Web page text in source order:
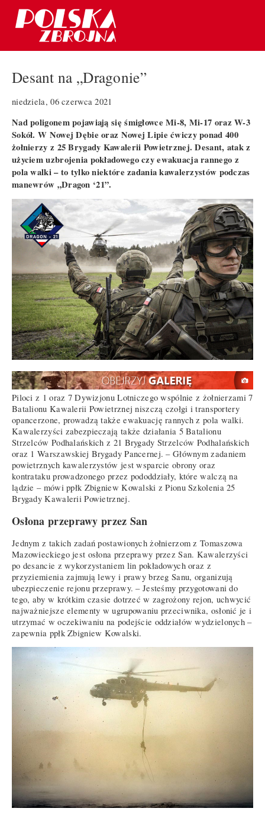
Desant na „Dragonie”
niedziela, 06 czerwca 2021
Nad poligonem pojawiają się śmigłowce Mi-8, Mi-17 oraz W-3
Sokół. W Nowej Dębie oraz Nowej Lipie ćwiczy ponad 400
żołnierzy z 25 Brygady Kawalerii Powietrznej. Desant, atak z
użyciem uzbrojenia pokładowego czy ewakuacja rannego z
pola walki – to tylko niektóre zadania kawalerzystów podczas
manewrów „Dragon ‘21”.
Piloci z 1 oraz 7 Dywizjonu Lotniczego wspólnie z żołnierzami 7
Batalionu Kawalerii Powietrznej niszczą czołgi i transportery
opancerzone, prowadzą także ewakuację rannych z pola walki.
Kawalerzyści zabezpieczają także działania 5 Batalionu
Strzelców Podhalańskich z 21 Brygady Strzelców Podhalańskich
oraz 1 Warszawskiej Brygady Pancernej. – Głównym zadaniem
powietrznych kawalerzystów jest wsparcie obrony oraz
kontrataku prowadzonego przez pododdziały, które walczą na
lądzie – mówi ppłk Zbigniew Kowalski z Pionu Szkolenia 25
Brygady Kawalerii Powietrznej.
Osłona przeprawy przez San
Jednym z takich zadań postawionych żołnierzom z Tomaszowa
Mazowieckiego jest osłona przeprawy przez San. Kawalerzyści
po desancie z wykorzystaniem lin pokładowych oraz z
przyziemienia zajmują lewy i prawy brzeg Sanu, organizują
ubezpieczenie rejonu przeprawy. – Jesteśmy przygotowani do
tego, aby w krótkim czasie dotrzeć w zagrożony rejon, uchwycić
najważniejsze elementy w ugrupowaniu przeciwnika, osłonić je i
utrzymać w oczekiwaniu na podejście oddziałów wydzielonych –
zapewnia ppłk Zbigniew Kowalski.